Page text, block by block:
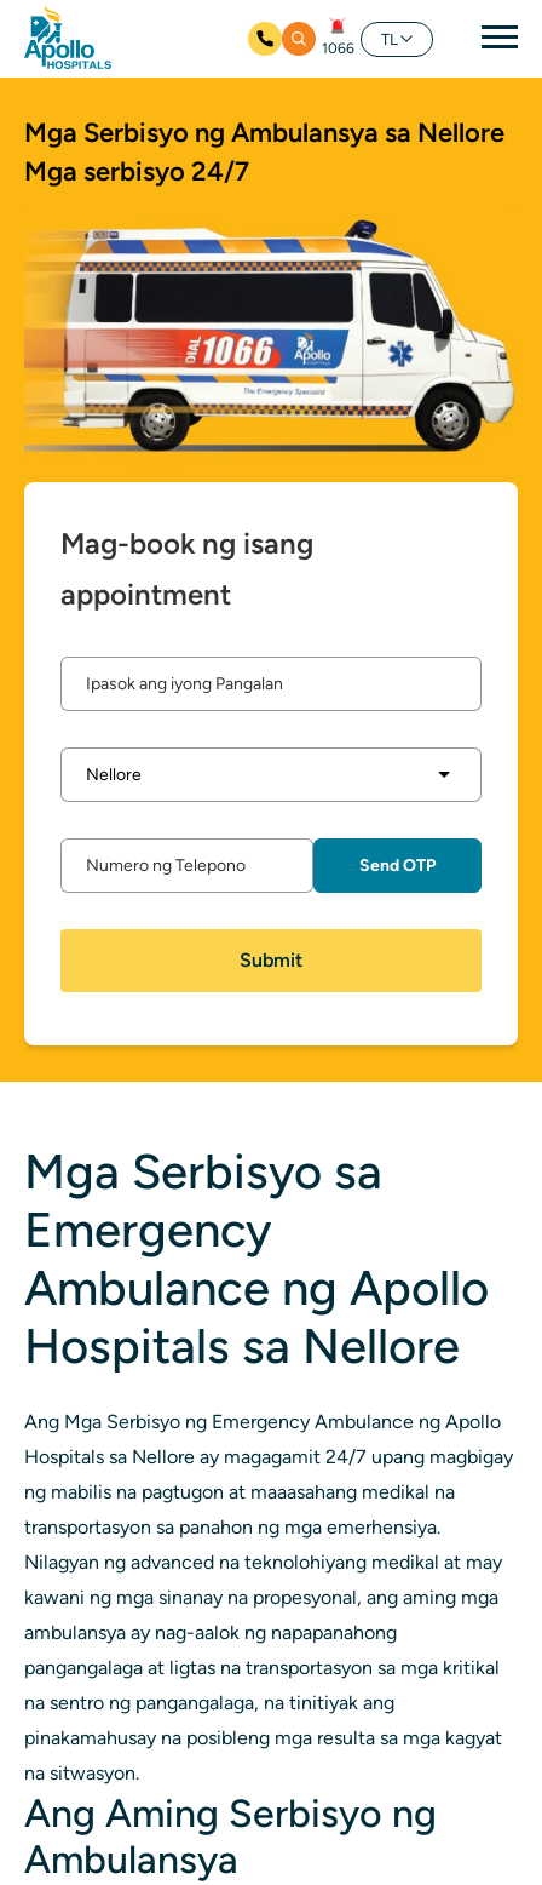
1066
TL
Mga Serbisyo ng Ambulansya sa Nellore
Mga serbisyo 24/7
Mag-book ng isang
appointment
Mga Serbisyo sa
Emergency
Ambulance ng Apollo
Hospitals sa Nellore
Ang Mga Serbisyo ng Emergency Ambulance ng Apollo
Hospitals sa Nellore ay magagamit 24/7 upang magbigay
ng mabilis na pagtugon at maaasahang medikal na
transportasyon sa panahon ng mga emerhensiya.
Nilagyan ng advanced na teknolohiyang medikal at may
kawani ng mga sinanay na propesyonal, ang aming mga
ambulansya ay nag-aalok ng napapanahong
pangangalaga at ligtas na transportasyon sa mga kritikal
na sentro ng pangangalaga, na tinitiyak ang
pinakamahusay na posibleng mga resulta sa mga kagyat
na sitwasyon.
Ang Aming Serbisyo ng
Ambulansya